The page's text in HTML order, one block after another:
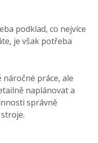
podklad, co nejvíce
je však potřeba
práce, ale
naplánovat a
správně